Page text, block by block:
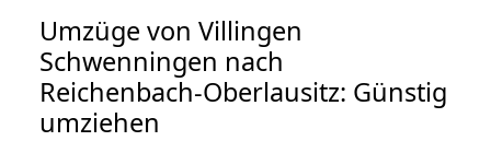
Umzüge von Villingen
Schwenningen nach
Reichenbach-Oberlausitz: Günstig
umziehen